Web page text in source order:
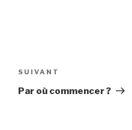
de
l’article
Article
suivant
SUIVANT
Par où commencer ?